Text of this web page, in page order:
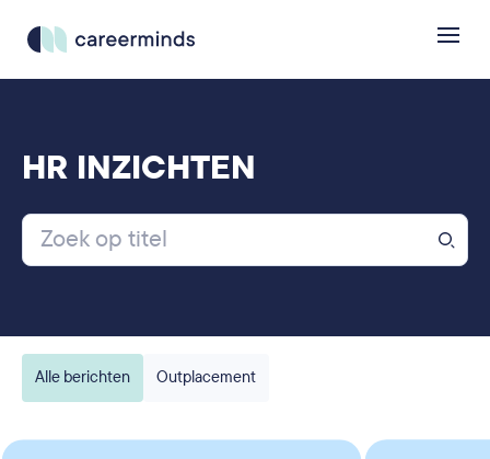
HR INZICHTEN
Alle berichten Outplacement